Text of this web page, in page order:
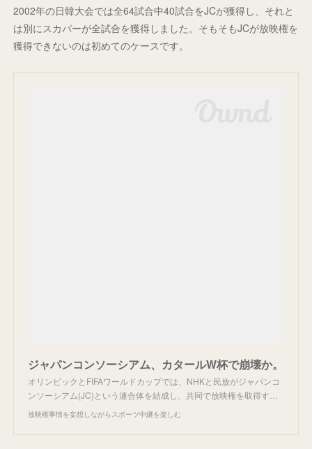
2002年の日韓大会では全64試合中40試合をJCが獲得し、それと
は別にスカパーが全試合を獲得しました。そもそもJCが放映権を
獲得できないのは初めてのケースです。
ジャパンコンソーシアム、カタールW杯で崩壊か。
オリンピックとFIFAワールドカップでは、NHKと民放がジャパンコ
ンソーシアム(JC)という連合体を結成し、共同で放映権を取得す…
放映権事情を妄想しながらスポーツ中継を楽しむ